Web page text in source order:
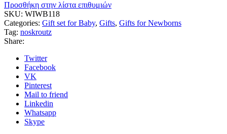
Προσθήκη στην λίστα επιθυμιών
SKU: WIWB118
Categories: Gift set for Baby, Gifts, Gifts for Newborns
Tag: noskroutz
Share:
Twitter
Facebook
VK
Pinterest
Mail to friend
Linkedin
Whatsapp
Skype